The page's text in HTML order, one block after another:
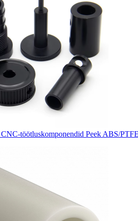
töötluskomponendid Peek ABS/